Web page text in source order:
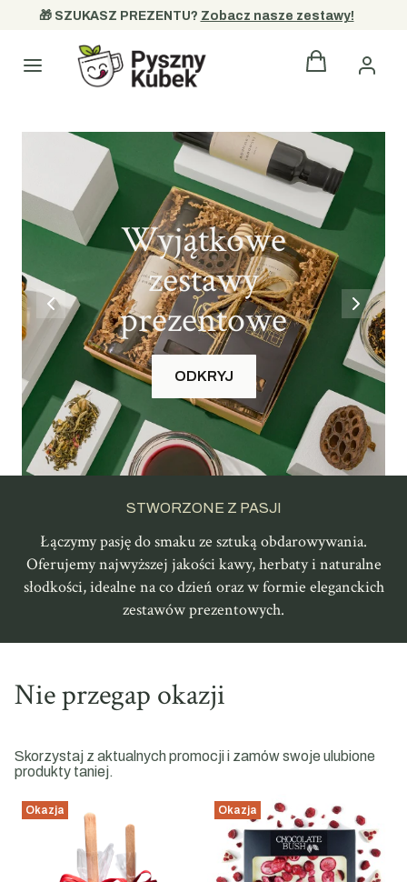
🎁 SZUKASZ PREZENTU? Zobacz nasze zestawy!
Kategorie Produkty w
Wyjątkowe
zestawy
prezentowe
ODKRYJ
STWORZONE Z PASJI
Łączymy pasję do smaku ze sztuką obdarowywania.
Oferujemy najwyższej jakości kawy, herbaty i naturalne
słodkości, idealne na co dzień oraz w formie eleganckich
zestawów prezentowych.
Nie przegap okazji
Skorzystaj z aktualnych promocji i zamów swoje ulubione
produkty taniej.
Okazja Okazja